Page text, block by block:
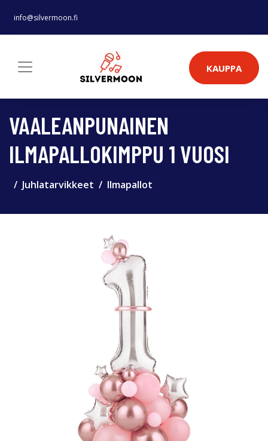
info@silvermoon.fi
KAUPPA
VAALEANPUNAINEN
ILMAPALLOKIMPPU 1 VUOSI
Juhlatarvikkeet Ilmapallot